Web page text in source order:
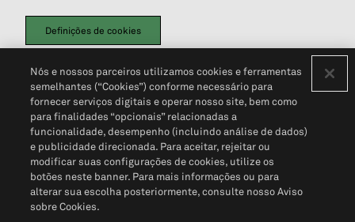
Definições de cookies
Política de PrivacidadePortal de privacidade do cliente (em inglês)
Não Venda Minhas Informações Pessoais© 2026 S&P Global
Nós e nossos parceiros utilizamos cookies e ferramentas
semelhantes (“Cookies”) conforme necessário para
fornecer serviços digitais e operar nosso site, bem como
para finalidades “opcionais” relacionadas a
funcionalidade, desempenho (incluindo análise de dados)
e publicidade direcionada. Para aceitar, rejeitar ou
modificar suas configurações de cookies, utilize os
botões neste banner. Para mais informações ou para
alterar sua escolha posteriormente, consulte nosso Aviso
sobre Cookies.